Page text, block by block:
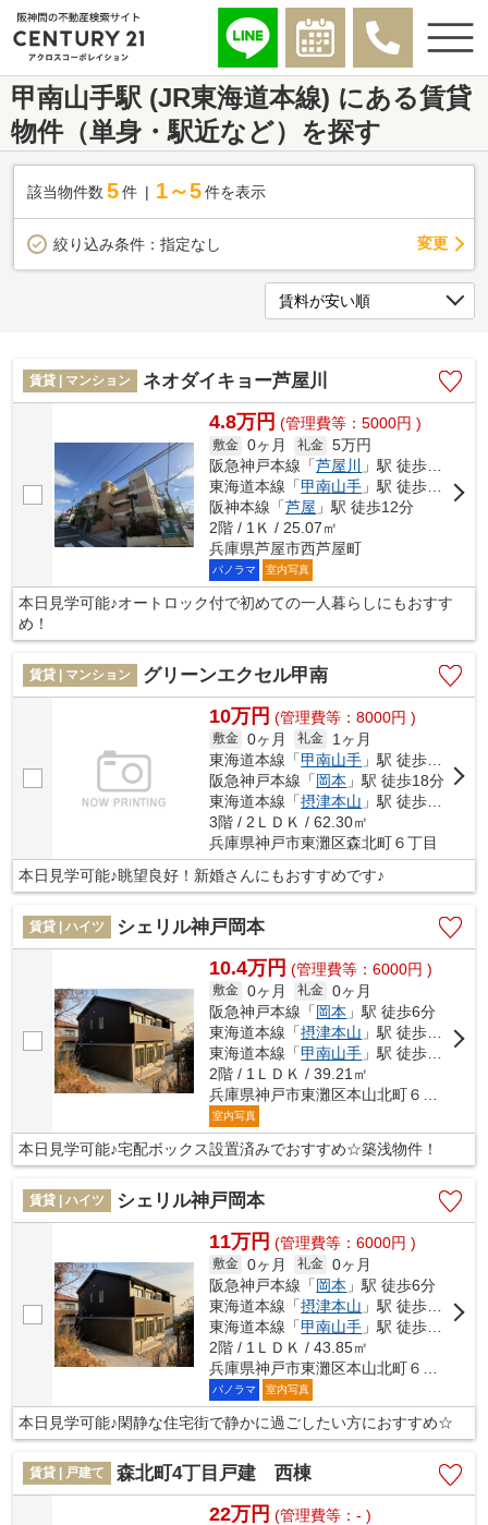
甲南山手駅 (JR東海道本線) にある賃貸
物件（単身・駅近など）を探す
該当物件数 5件 1～5 件を表示
絞り込み条件： 指定なし 変更
賃貸 | マンション ネオダイキョー芦屋川
4.8万円 (管理費等：5000円 )
敷金 0ヶ月 礼金 5万円
阪急神戸本線「芦屋川
」駅 徒歩8分
東海道本線「甲南山手 」駅 徒歩8分
阪神本線「芦屋 」駅 徒歩12分
2階 / 1Ｋ / 25.07㎡
兵庫県芦屋市西芦屋町
パノラマ 室内写真
本日見学可能♪オートロック付で初めての一人暮らしにもおすす
め！
賃貸 | マンション グリーンエクセル甲南
10万円 (管理費等：8000円 )
敷金 0ヶ月 礼金
1ヶ月
東海道本線「甲南山手 」駅 徒歩14分
阪急神戸本線「岡本 」駅 徒歩18分
東海道本線「摂津本山 」駅 徒歩19分
3階 / 2ＬＤＫ / 62.30㎡
兵庫県神戸市東灘区森北町６丁目
本日見学可能♪眺望良好！新婚さんにもおすすめです♪
賃貸 | ハイツ シェリル神戸岡本
10.4万円 (管理費等：6000円 )
敷金 0ヶ月 礼金 0ヶ月
阪急神戸本線「岡本 」駅 徒歩6分
東海道本線「摂津本山 」駅 徒歩11分
東海道本線「甲南山手 」駅 徒歩22分
2階 / 1ＬＤＫ / 39.21㎡
室内写真
本日見学可能♪宅配ボックス設置済みでおすすめ☆築浅物件！
賃貸 | ハイツ シェリル神戸岡本
11万円 (管理費等：6000円 )
敷金 0ヶ月 礼金 0ヶ月
阪急神戸本線「岡本 」駅 徒歩6分
東海道本線「摂津本山 」駅 徒歩9分
東海道本線「甲南山手 」駅 徒歩21分
2階 / 1ＬＤＫ / 43.85㎡
パノラマ 室内写真
本日見学可能♪閑静な住宅街で静かに過ごしたい方におすすめ☆
賃貸 | 戸建て 森北町4丁目戸建 西棟
22万円 (管理費等：- )